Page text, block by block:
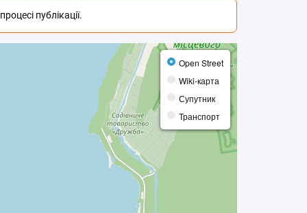
публікації.
Open Street
Wiki-карта
Супутник
Транспорт